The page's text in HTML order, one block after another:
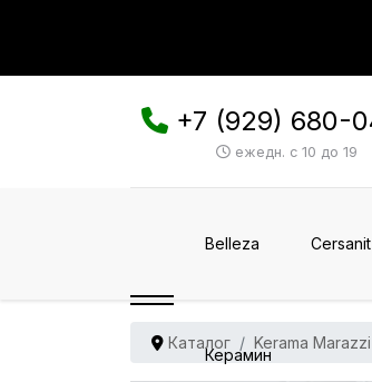
+7 (929) 680-
ежедн. с 10 до 19
Belleza Cersanit
Керамин
Каталог Kerama Marazzi